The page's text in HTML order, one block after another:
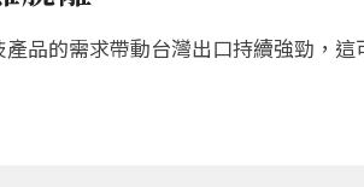
品的需求帶動台灣出口持續強勁，